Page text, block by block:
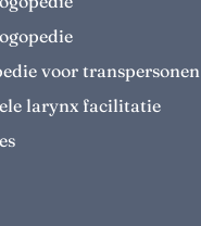
voor transpersonen
larynx facilitatie